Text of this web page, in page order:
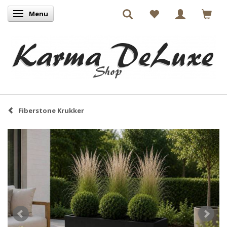
Skifte navigation
Menu
Fiberstone Krukker